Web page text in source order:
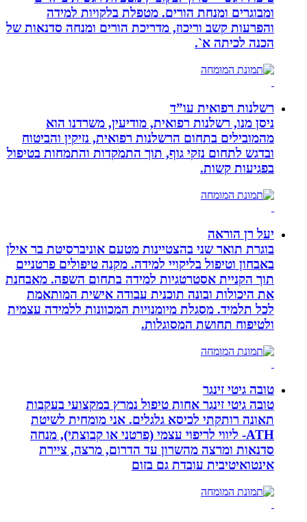
ומבוגרים ומנחת הורים. מטפלת בלקויות למידה
והפרעות קשב וריכוז, מדריכת הורים ומנחה סדנאות של
הכנה לכיתה א`.
רשלנות רפואית עו”ד
ניסן מנו, רשלנות רפואית, מודיעין, משרדנו הוא
מהמובילים בתחום הרשלנות רפואית, נזיקין והביטוח
ובדגש לתחום נזקי גוף, תוך התמקדות והתמחות בטיפול
בפגיעות קשות.
יעל רן הוראה
בוגרת תואר שני בהצטיינות מטעם אוניברסיטת בר אילן
באבחון וטיפול בליקויי למידה. מקנה טיפולים פרטניים
תוך הקניית אסטרטגיות למידה בתחום השפה. מאבחנת
את היכולות ובונה תוכנית עבודה אישית המותאמת
לכל תלמיד. מסגלת מיומנויות המכוונות ללמידה עצמית
ולטיפוח תחושת המסוגלות.
טובה גיטי זינגר
טובה גיטי זינגר אחות טיפול נמרץ במקצועי בעקבות
תאונה רותקתי לכיסא גלגלים. אני מומחית לשיטת
ATH- ליווי לריפוי עצמי (פרטני או קבוצתי), מנחה
סדנאות ומרצה מהשרון עד הדרום, מרצה, ציירת
אינטואיטיבית עובדת גם בזום